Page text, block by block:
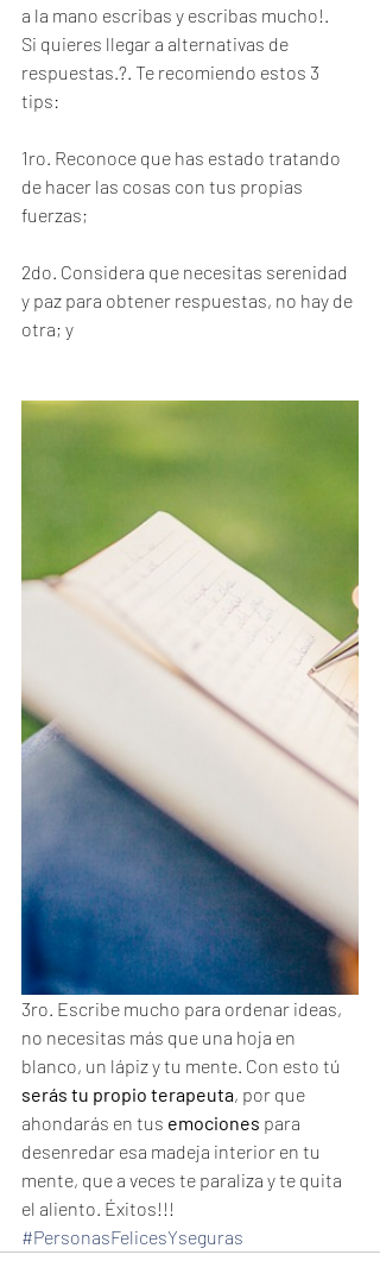
a la mano escribas y escribas mucho!.
Si quieres llegar a alternativas de
respuestas.?. Te recomiendo estos 3
tips:
1ro. Reconoce que has estado tratando
de hacer las cosas con tus propias
fuerzas;
2do. Considera que necesitas serenidad
y paz para obtener respuestas, no hay de
otra; y
3ro. Escribe mucho para ordenar ideas,
no necesitas más que una hoja en
blanco, un lápiz y tu mente. Con esto tú
serás tu propio terapeuta, por que
ahondarás en tus emociones para
desenredar esa madeja interior en tu
mente, que a veces te paraliza y te quita
el aliento. Éxitos!!!
#PersonasFelicesYseguras